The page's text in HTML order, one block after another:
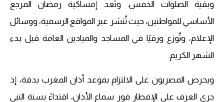
وبقية الصلوات الخمس. وتُعد إمساكية رمضان المرجع
الأساسي للمواطنين، حيث تُنشر عبر المواقع الرسمية، ووسائل
الإعلام، وتُوزع ورقيًا في المساجد والميادين العامة قبل بدء
الشهر الكريم.
ويحرص المصريون على الالتزام بموعد أذان المغرب بدقة، إذ
جرى العرف على الإفطار فور سماع الأذان، اقتداءً بسنة النبي